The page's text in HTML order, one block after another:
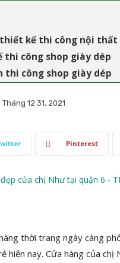
kế thi công nội thất
công shop giày dép
thi công shop giày dép
Tháng 12 31, 2021
Pinterest
thời trang ngày càng
hiện nay. Cửa hàng của chị